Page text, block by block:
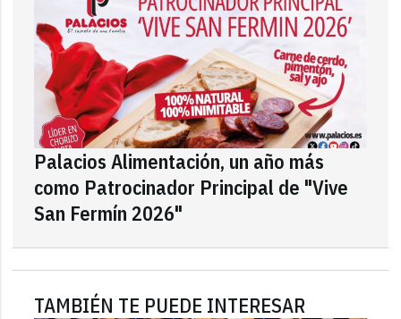
Palacios Alimentación, un año más
como Patrocinador Principal de "Vive
San Fermín 2026"
TAMBIÉN TE PUEDE INTERESAR